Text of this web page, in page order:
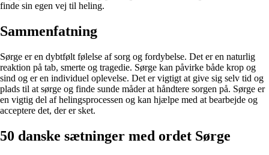
finde sin egen vej til heling.
Sammenfatning
Sørge er en dybtfølt følelse af sorg og fordybelse. Det er en naturlig
reaktion på tab, smerte og tragedie. Sørge kan påvirke både krop og
sind og er en individuel oplevelse. Det er vigtigt at give sig selv tid og
plads til at sørge og finde sunde måder at håndtere sorgen på. Sørge er
en vigtig del af helingsprocessen og kan hjælpe med at bearbejde og
acceptere det, der er sket.
50 danske sætninger med ordet Sørge